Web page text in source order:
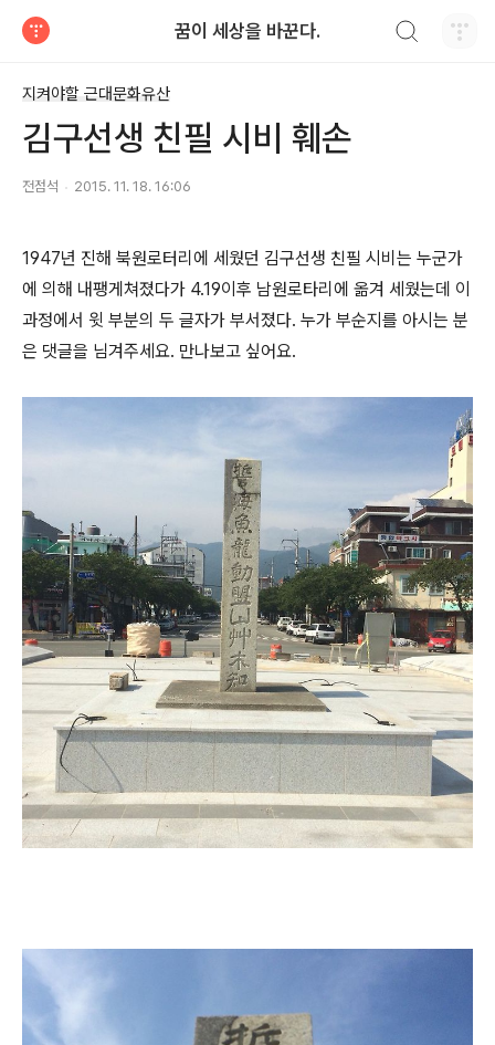
꿈이 세상을 바꾼다.
지켜야할 근대문화유산
김구선생 친필 시비 훼손
전점석 2015. 11. 18. 16:06
1947년 진해 북원로터리에 세웠던 김구선생 친필 시비는 누군가
에 의해 내팽게쳐졌다가 4.19이후 남원로타리에 옮겨 세웠는데 이
과정에서 윗 부분의 두 글자가 부서졌다. 누가 부순지를 아시는 분
은 댓글을 님겨주세요. 만나보고 싶어요. ​